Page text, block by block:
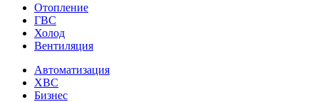
Отопление
ГВС
Холод
Вентиляция
Автоматизация
ХВС
Бизнес